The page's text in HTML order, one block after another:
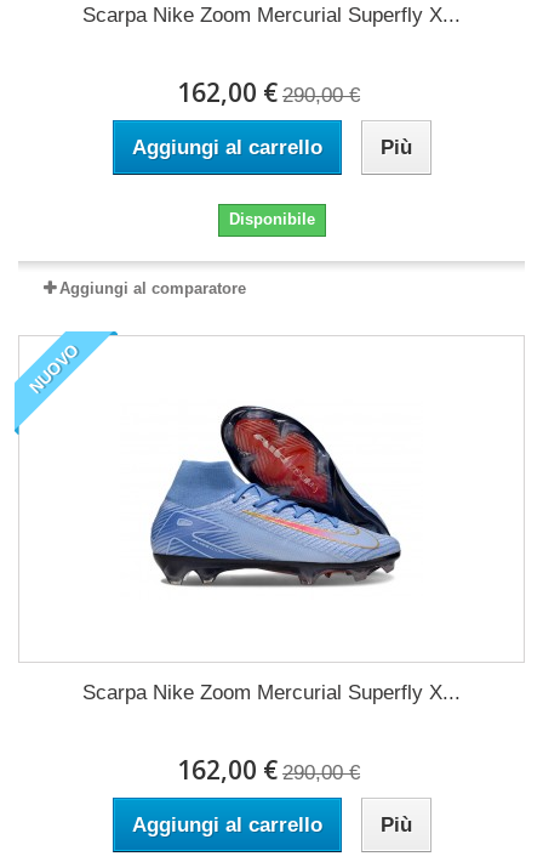
Scarpa Nike Zoom Mercurial Superfly X...
162,00 € 290,00 €
Aggiungi al carrello Più
Disponibile
Aggiungi al comparatore
NUOVO
Scarpa Nike Zoom Mercurial Superfly X...
162,00 € 290,00 €
Aggiungi al carrello Più